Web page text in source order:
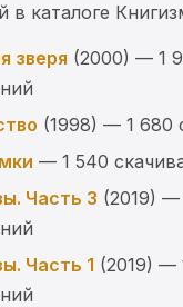
в каталоге
зверя (2000) — 1
(1998) — 1 680
— 1 540
Часть 3 (2019) —
Часть 1 (2019) —